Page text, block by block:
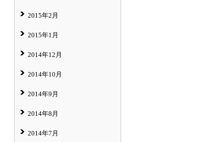
2015年2月
2015年1月
2014年12月
2014年10月
2014年9月
2014年8月
2014年7月